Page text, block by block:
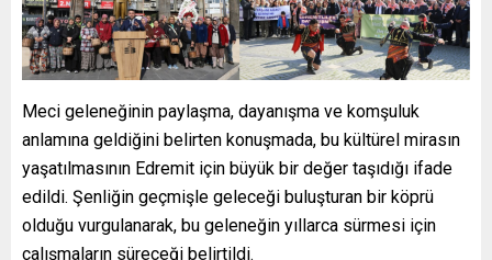
Meci geleneğinin paylaşma, dayanışma ve komşuluk
anlamına geldiğini belirten konuşmada, bu kültürel mirasın
yaşatılmasının Edremit için büyük bir değer taşıdığı ifade
edildi. Şenliğin geçmişle geleceği buluşturan bir köprü
olduğu vurgulanarak, bu geleneğin yıllarca sürmesi için
çalışmaların süreceği belirtildi.